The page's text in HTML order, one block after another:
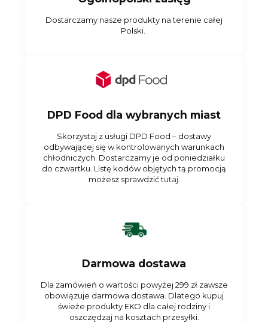
Dostarczamy nasze produkty na terenie całej
Polski.
DPD Food dla wybranych miast
Skorzystaj z usługi DPD Food – dostawy
odbywającej się w kontrolowanych warunkach
chłodniczych. Dostarczamy je od poniedziałku
do czwartku. Listę kodów objętych tą promocją
możesz sprawdzićtutaj.
Darmowa dostawa
Dla zamówień o wartości powyżej 299 zł zawsze
obowiązuje darmowa dostawa. Dlatego kupuj
świeże produkty EKO dla całej rodziny i
oszczędzaj na kosztach przesyłki.